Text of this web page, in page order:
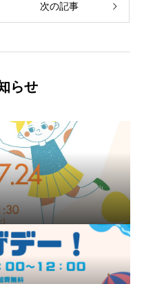
次の記事
らせ